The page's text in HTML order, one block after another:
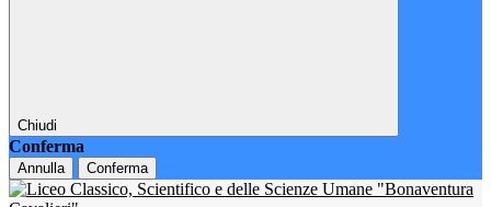
Chiudi
Conferma
Annulla Conferma